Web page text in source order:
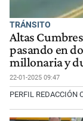
TRÁNSITO
Altas
pasando en
millonaria y
22-01-2025 09:47
PERFIL REDACCIÓN